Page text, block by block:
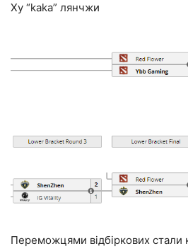
Ху “kaka” лянчжи
Переможцями відбіркових стали